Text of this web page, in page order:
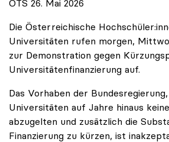
OTS 26. Mai 2026
Die Österreichische
Universitäten rufen morgen,
zur Demonstration gegen
Universitätenfinanzierung auf.
Das Vorhaben der
Universitäten auf Jahre hinaus
abzugelten und zusätzlich die
Finanzierung zu kürzen, ist